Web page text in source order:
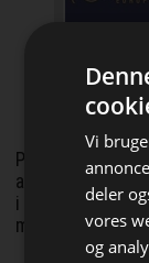
Pipelinen på
af 2025, og
i dette segment
Vi
deler
vores
og